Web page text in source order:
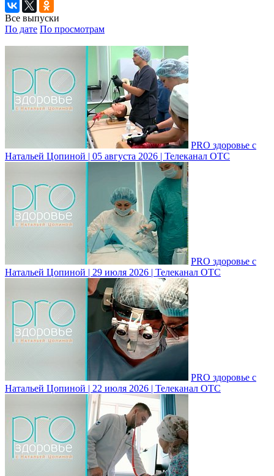
Все выпуски
По дате По просмотрам
PRO здоровье с
Натальей Цопиной | 05 августа 2026 | Телеканал ОТС
PRO здоровье с
Натальей Цопиной | 29 июля 2026 | Телеканал ОТС
PRO здоровье с
Натальей Цопиной | 22 июля 2026 | Телеканал ОТС